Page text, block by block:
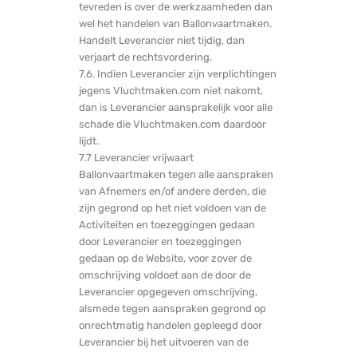
tevreden is over de werkzaamheden dan
wel het handelen van Ballonvaartmaken.
Handelt Leverancier niet tijdig, dan
verjaart de rechtsvordering.
7.6. Indien Leverancier zijn verplichtingen
jegens Vluchtmaken.com niet nakomt,
dan is Leverancier aansprakelijk voor alle
schade die Vluchtmaken.com daardoor
lijdt.
7.7 Leverancier vrijwaart
Ballonvaartmaken tegen alle aanspraken
van Afnemers en/of andere derden, die
zijn gegrond op het niet voldoen van de
Activiteiten en toezeggingen gedaan
door Leverancier en toezeggingen
gedaan op de Website, voor zover de
omschrijving voldoet aan de door de
Leverancier opgegeven omschrijving,
alsmede tegen aanspraken gegrond op
onrechtmatig handelen gepleegd door
Leverancier bij het uitvoeren van de